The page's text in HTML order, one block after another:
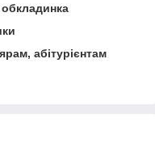
абітурієнтам